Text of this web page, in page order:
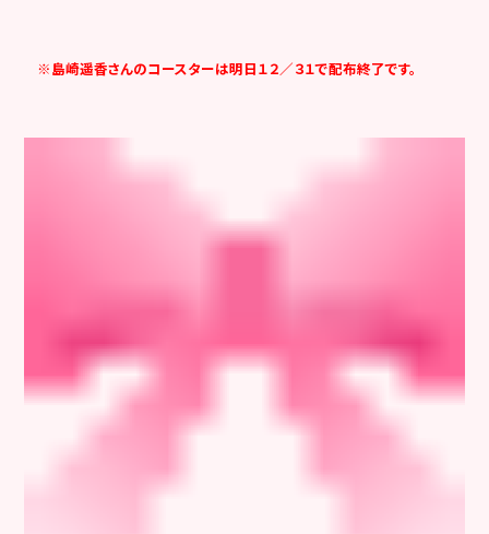
※島崎遥香さんのコースターは明日１２／３１で配布終了です。